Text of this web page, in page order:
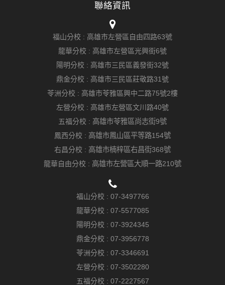
聯絡資訊
福山分校 : 高雄市左營區自由四路63號
龍華分校 : 高雄市左營區光興街6號
陽明分校 : 高雄市三民區義發街32號
鼎金分校 : 高雄市三民區莊敬路31號
苓洲分校 : 高雄市苓雅區興中二路75號2樓
左營分校 : 高雄市左營區文川路40號
五福分校 : 高雄市苓雅區尚志街9號
鳳西分校 : 高雄市鳳山區平等路154號
右昌分校 : 高雄市楠梓區右昌街368號
龍華自由分校 : 高雄市左營區大順一路210號
福山分校 : 07-3497766
龍華分校 : 07-5577085
陽明分校 : 07-3924345
鼎金分校 : 07-3956778
苓洲分校 : 07-3346691
左營分校 : 07-3502280
五福分校 : 07-2227567